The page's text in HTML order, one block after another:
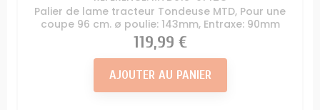
Palier de lame tracteur Tondeuse MTD, Pour une
coupe 96 cm. ø poulie: 143mm, Entraxe: 90mm
Prix
119,99 €
AJOUTER AU PANIER